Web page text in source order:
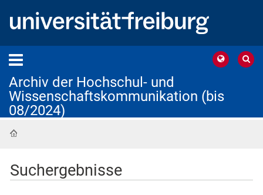
Archiv der Hochschul- und
Wissenschaftskommunikation (bis
08/2024)
Suchergebnisse